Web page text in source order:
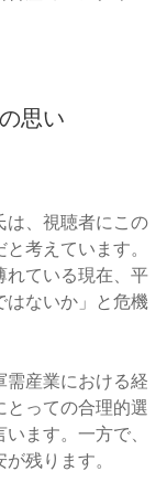
思い
は、視聴者にこの
考えています。
れている現在、平
はないか」と危機
需産業における経
とっての合理的選
ます。一方で、
残ります。